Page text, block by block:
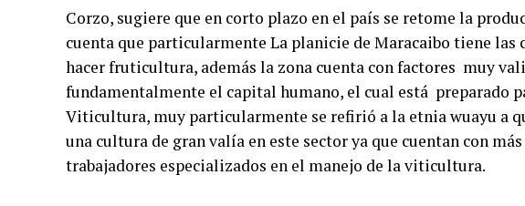
Corzo, sugiere que en corto plazo en el país se retome la
cuenta que particularmente La planicie de Maracaibo tiene
hacer fruticultura, además la zona cuenta con factores muy
fundamentalmente el capital humano, el cual está preparado
Viticultura, muy particularmente se refirió a la etnia wuayu a
una cultura de gran valía en este sector ya que cuentan con
trabajadores especializados en el manejo de la viticultura.